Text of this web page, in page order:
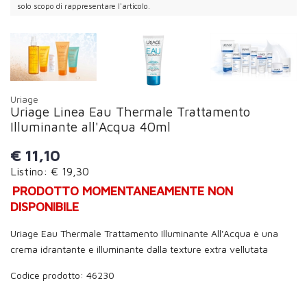
solo scopo di rappresentare l'articolo.
Uriage
Uriage Linea Eau Thermale Trattamento
Illuminante all'Acqua 40ml
€ 11,10
Listino: € 19,30
PRODOTTO MOMENTANEAMENTE NON
DISPONIBILE
Uriage Eau Thermale Trattamento Illuminante All'Acqua è una
crema idrantante e illuminante dalla texture extra vellutata
Codice prodotto: 46230